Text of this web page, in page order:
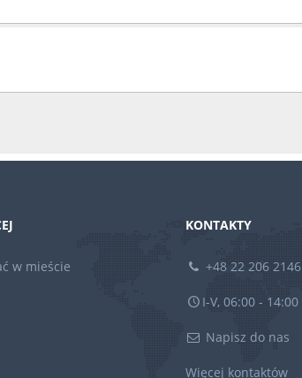
w mieście
KONTAKTY
+48 22 206 2146
I-V, 06:00 - 14:00
Napisz do nas
Więcej kontaktów